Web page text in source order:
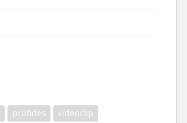
profides videoclip